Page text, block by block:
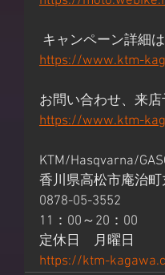
キャンペーン詳細
https://www.ktm-
お問い合わせ、来
https://www.ktm-
KTM/Hasqvarna/
香川県高松市庵治町
0878-05-3552
11：00～20：00
定休日　月曜日
https://ktm-